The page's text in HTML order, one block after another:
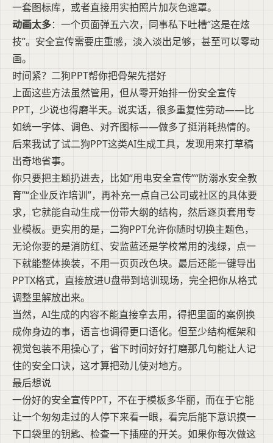
一套图标库，或者直接用实拍照片加灰色遮罩。
动画太多：一个页面弹五六次，同事私下吐槽“这是在炫
技”。安全宣传需要庄重感，淡入淡出足够，甚至可以零动
画。
时间紧？二狗PPT帮你把骨架先搭好
上面这些方法虽然管用，但从零开始排一份安全宣传
PPT，少说也得磨半天。说实话，很多重复性劳动——比
如统一字体、调色、对齐图标——做多了挺消耗热情的。
后来我试了试二狗PPT这类AI生成工具，发现用来打草稿
出奇地省事。
你只要把主题扔进去，比如“用电安全宣传”“防溺水安全教
育”“企业反诈培训”，再补充一点自己公司或社区的具体要
求，它就能自动生成一份带大纲的结构，然后逐页套用专
业模板。更实用的是，二狗PPT允许你随时切换主题色，
无论你要的是消防红、安监蓝还是学校常用的浅绿，点一
下就能整体换装，不用一页页改色块。最后还能一键导出
PPTX格式，直接放进U盘带到培训现场，完全把你从格式
调整里解放出来。
当然，AI生成的内容不能直接拿去用，得把里面的案例换
成你身边的事，语言也调得更口语化。但至少结构框架和
视觉包装不用操心了，省下时间好好打磨那几句能让人记
住的安全口诀，这才算把劲儿使对地方。
最后想说
一份好的安全宣传PPT，不在于模板多华丽，而在于它能
让一个匆匆走过的人停下来看一眼，看完后能下意识摸一
下口袋里的钥匙、检查一下插座的开关。如果你每次做这